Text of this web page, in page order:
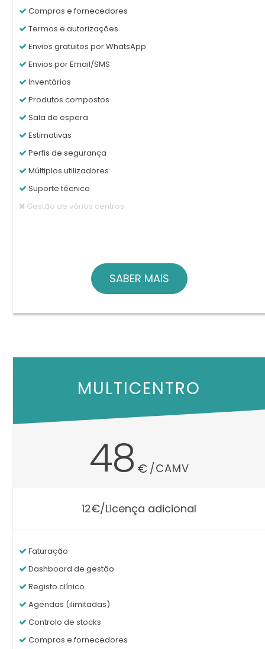
Compras e fornecedores
Termos e autorizações
Envios gratuitos por WhatsApp
Envios por Email/SMS
Inventários
Produtos compostos
Sala de espera
Estimativas
Perfis de segurança
Múltiplos utilizadores
Suporte técnico
Gestão de vários centros
SABER MAIS
MULTICENTRO
48 € /CAMV
12€/Licença adicional
Faturação
Dashboard de gestão
Registo clínico
Agendas (ilimitadas)
Controlo de stocks
Compras e fornecedores